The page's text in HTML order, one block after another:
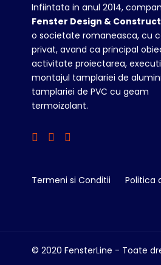
Infiintata in anul 2014,
Fenster Design & Construct
o societate romaneasca, cu
privat, avand ca principal
activitate proiectarea,
montajul tamplariei de
tamplariei de PVC cu geam
termoizolant.
Termeni si Conditii Politica
© 2020 FensterLine - Toate